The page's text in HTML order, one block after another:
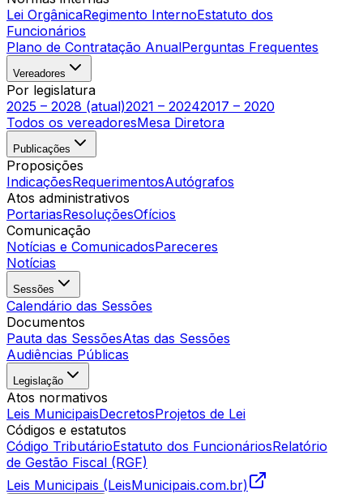
Lei OrgânicaRegimento InternoEstatuto dos
Funcionários
Plano de Contratação AnualPerguntas Frequentes
Vereadores
Por legislatura
2025 – 2028 (atual)2021 – 20242017 – 2020
Todos os vereadoresMesa Diretora
Publicações
Proposições
IndicaçõesRequerimentosAutógrafos
Atos administrativos
PortariasResoluçõesOfícios
Comunicação
Notícias e ComunicadosPareceres
Notícias
Sessões
Calendário das Sessões
Documentos
Pauta das SessõesAtas das Sessões
Audiências Públicas
Legislação
Atos normativos
Leis MunicipaisDecretosProjetos de Lei
Códigos e estatutos
Código TributárioEstatuto dos FuncionáriosRelatório
de Gestão Fiscal (RGF)
Leis Municipais (LeisMunicipais.com.br)